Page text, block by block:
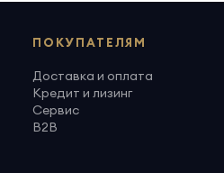
ПОКУПАТЕЛЯМ
Доставка и оплата
Кредит и лизинг
Сервис
B2B